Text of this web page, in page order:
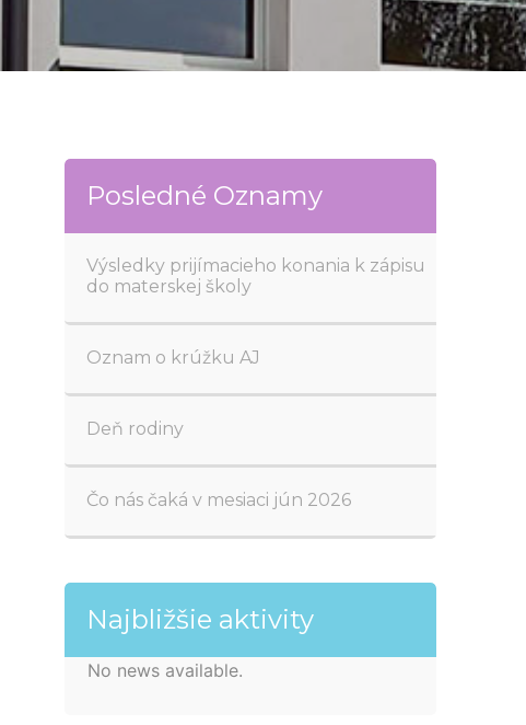
Posledné Oznamy
jún
2026
Výsledky prijímacieho konania k zápisu
do materskej školy
Oznam o krúžku AJ
Deň rodiny
Čo nás čaká v mesiaci jún 2026
Najbližšie aktivity
No news available.